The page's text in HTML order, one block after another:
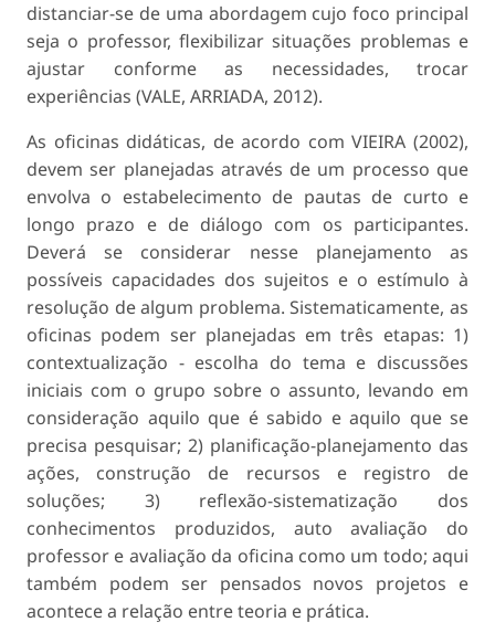
distanciar-se de uma abordagem cujo foco principal
seja o professor, flexibilizar situações problemas e
ajustar conforme as necessidades, trocar
experiências (VALE, ARRIADA, 2012).
As oficinas didáticas, de acordo com VIEIRA (2002),
devem ser planejadas através de um processo que
envolva o estabelecimento de pautas de curto e
longo prazo e de diálogo com os participantes.
Deverá se considerar nesse planejamento as
possíveis capacidades dos sujeitos e o estímulo à
resolução de algum problema. Sistematicamente, as
oficinas podem ser planejadas em três etapas: 1)
contextualização - escolha do tema e discussões
iniciais com o grupo sobre o assunto, levando em
consideração aquilo que é sabido e aquilo que se
precisa pesquisar; 2) planificação-planejamento das
ações, construção de recursos e registro de
soluções; 3) reflexão-sistematização dos
conhecimentos produzidos, auto avaliação do
professor e avaliação da oficina como um todo; aqui
também podem ser pensados novos projetos e
acontece a relação entre teoria e prática.